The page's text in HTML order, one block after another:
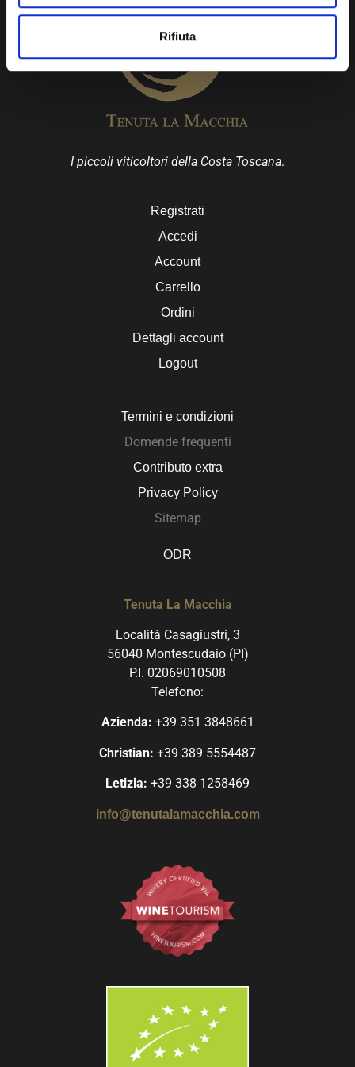
Rifiuta
I piccoli viticoltori della Costa Toscana.
Registrati
Accedi
Account
Carrello
Ordini
Dettagli account
Logout
Termini e condizioni
Domende frequenti
Contributo extra
Privacy Policy
Sitemap
ODR
Tenuta La Macchia
Località Casagiustri, 3
56040 Montescudaio (PI)
P.I. 02069010508
Telefono:
Azienda: +39 351 3848661
Christian: +39 389 5554487
Letizia: +39 338 1258469
info@tenutalamacchia.com